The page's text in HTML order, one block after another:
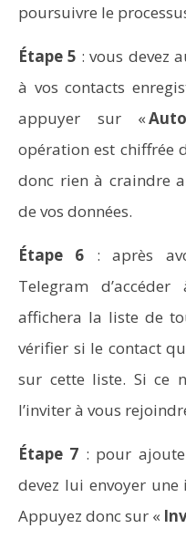
sous Windows 10 ?
Aspirateurs Xiaomi :
la marque
poursuivre le
Étape 5 : vous devez
à vos contacts
appuyer sur «
opération est chiffrée
donc rien à craindre
de vos données.
Étape 6 : après
Telegram
affichera la liste de
vérifier si le contact
sur cette liste. Si ce
l’inviter à vous
Étape 7 : pour
devez lui envoyer
Appuyez donc sur «